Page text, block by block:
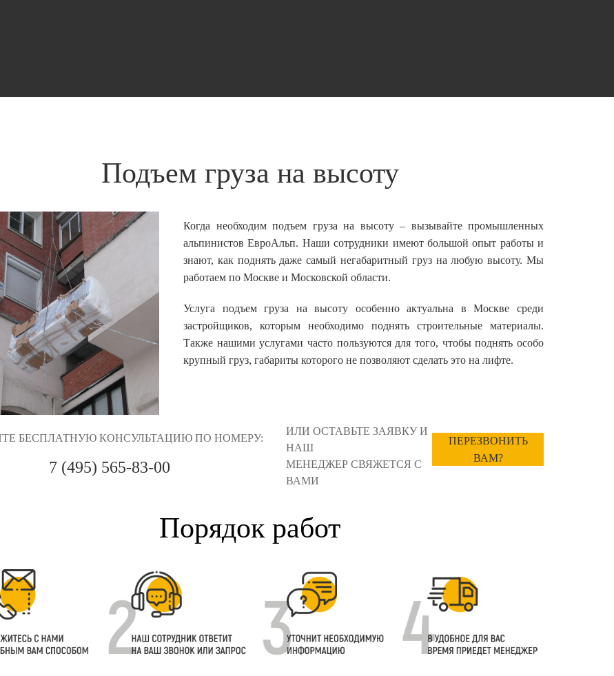
Подъем груза на высоту
Когда необходим подъем груза на высоту – вызывайте промышленных
альпинистов ЕвроАльп. Наши сотрудники имеют большой опыт работы и
знают, как поднять даже самый негабаритный груз на любую высоту. Мы
работаем по Москве и Московской области.
Услуга подъем груза на высоту особенно актуальна в Москве среди
застройщиков, которым необходимо поднять строительные материалы.
Также нашими услугами часто пользуются для того, чтобы поднять особо
крупный груз, габариты которого не позволяют сделать это на лифте.
БЕСПЛАТНУЮ КОНСУЛЬТАЦИЮ ПО НОМЕРУ:
7 (495) 565-83-00
ИЛИ ОСТАВЬТЕ ЗАЯВКУ И
НАШ
МЕНЕДЖЕР СВЯЖЕТСЯ С
ВАМИ
ПЕРЕЗВОНИТЬ
ВАМ?
Порядок работ